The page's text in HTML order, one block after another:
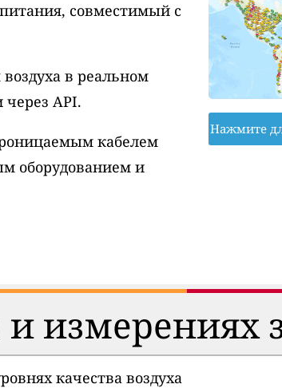
совместимый с
в реальном
API.
кабелем
оборудованием и
Нажмите
и измерениях
качества воздуха